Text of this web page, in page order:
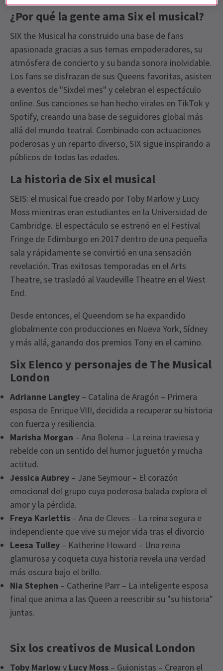
¿Por qué la gente ama Six el musical?
SIX the Musical ha construido una base de fans
apasionada gracias a sus temas empoderadores, su
atmósfera de concierto y su banda sonora inolvidable.
Los fans se disfrazan de sus Queens favoritas, asisten
a eventos de "Sixdel mes" y celebran el espectáculo
online. Sus canciones se han hecho virales en TikTok y
Spotify, creando una base de seguidores global más
allá del mundo teatral. Combinado con actuaciones
poderosas y un reparto diverso, SIX sigue inspirando a
públicos de todas las edades.
La historia de Six el musical
SEIS: el musical fue creado por Toby Marlow y Lucy
Moss mientras eran estudiantes en la Universidad de
Cambridge. El espectáculo se estrenó en el Festival
Fringe de Edimburgo en 2017 dentro de una pequeña
sala y rápidamente se convirtió en una sensación
revelación. Tras exitosas temporadas en el Arts
Theatre, se trasladó al Vaudeville Theatre en el West
End.
Desde entonces, el Queendom se ha expandido
globalmente con producciones en Nueva York, Sídney
y más allá, ganando dos premios Tony en el camino.
Six Elenco y personajes de The Musical
London
Adrianne Langley – Catalina de Aragón – Primera
esposa de Enrique VIII, decidida a recuperar su historia
con fuerza y resiliencia.
Marisha Morgan – Ana Bolena – La reina traviesa y
rebelde con un sentido del humor juguetón y mucha
actitud.
Jessica Aubrey – Jane Seymour – El corazón
emocional del grupo cuya poderosa balada explora el
amor y la pérdida.
Freya Karlettis – Ana de Cleves – La reina segura e
independiente que vive su mejor vida tras el divorcio
Leesa Tulley – Katherine Howard – Una reina
glamurosa y coqueta cuya historia revela una verdad
más oscura bajo el brillo.
Nia Stephen – Catherine Parr – La inteligente esposa
final que anima a las Queen a reescribir su "su historia"
juntas.
Six los creativos de Musical London
Toby Marlowy Lucy Moss – Guionistas – Crearon el